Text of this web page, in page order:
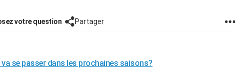
votre question Partager
va se passer dans les prochaines saisons?